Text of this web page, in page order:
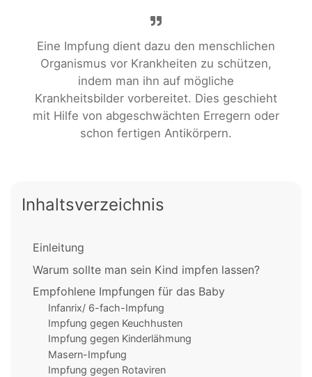
Eine Impfung dient dazu den menschlichen
Organismus vor Krankheiten zu schützen,
indem man ihn auf mögliche
Krankheitsbilder vorbereitet. Dies geschieht
mit Hilfe von abgeschwächten Erregern oder
schon fertigen Antikörpern.
Inhaltsverzeichnis
Einleitung
Warum sollte man sein Kind impfen lassen?
Empfohlene Impfungen für das Baby
Infanrix/ 6-fach-Impfung
Impfung gegen Keuchhusten
Impfung gegen Kinderlähmung
Masern-Impfung
Impfung gegen Rotaviren